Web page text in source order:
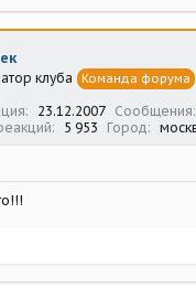
клуба Команда форума
23.12.2007 Сообщения
5 953 Город